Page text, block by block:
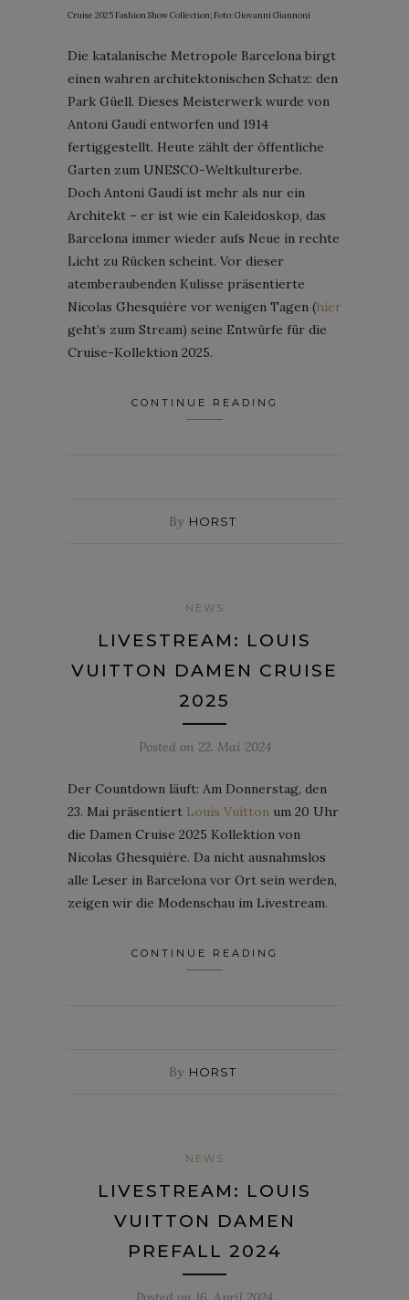
Cruise 2025 Fashion Show Collection; Foto: Giovanni Giannoni
Die katalanische Metropole Barcelona birgt
einen wahren architektonischen Schatz: den
Park Güell. Dieses Meisterwerk wurde von
Antoni Gaudí entworfen und 1914
fertiggestellt. Heute zählt der öffentliche
Garten zum UNESCO-Weltkulturerbe.
Doch Antoni Gaudí ist mehr als nur ein
Architekt – er ist wie ein Kaleidoskop, das
Barcelona immer wieder aufs Neue in rechte
Licht zu Rücken scheint. Vor dieser
atemberaubenden Kulisse präsentierte
Nicolas Ghesquière vor wenigen Tagen (hier
geht’s zum Stream) seine Entwürfe für die
Cruise-Kollektion 2025.
CONTINUE READING
By HORST
NEWS
LIVESTREAM: LOUIS
VUITTON DAMEN CRUISE
2025
Posted on 22. Mai 2024
Der Countdown läuft: Am Donnerstag, den
23. Mai präsentiert Louis Vuitton um 20 Uhr
die Damen Cruise 2025 Kollektion von
Nicolas Ghesquière. Da nicht ausnahmslos
alle Leser in Barcelona vor Ort sein werden,
zeigen wir die Modenschau im Livestream.
CONTINUE READING
By HORST
NEWS
LIVESTREAM: LOUIS
VUITTON DAMEN
PREFALL 2024